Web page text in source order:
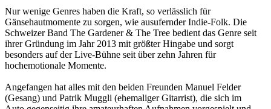
Nur wenige Genres haben die Kraft, so verlässlich für
Gänsehautmomente zu sorgen, wie ausufernder Indie-Folk. Die
Schweizer Band The Gardener & The Tree bedient das Genre seit
ihrer Gründung im Jahr 2013 mit größter Hingabe und sorgt
besonders auf der Live-Bühne seit über zehn Jahren für
hochemotionale Momente.
Angefangen hat alles mit den beiden Freunden Manuel Felder
(Gesang) und Patrik Muggli (ehemaliger Gitarrist), die sich im